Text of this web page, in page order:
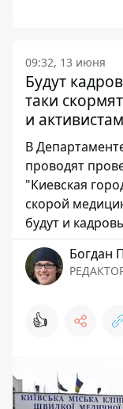
09:32, 13 июня
Будут
таки
и активистам
В
проводят
"Киевская
скорой
будут и
Богдан
👍